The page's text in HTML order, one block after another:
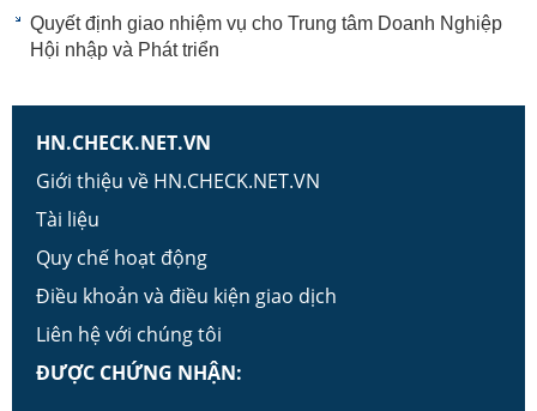
Quyết định giao nhiệm vụ cho Trung tâm Doanh Nghiệp
Hội nhập và Phát triển
HN.CHECK.NET.VN
Giới thiệu về HN.CHECK.NET.VN
Tài liệu
Quy chế hoạt động
Điều khoản và điều kiện giao dịch
Liên hệ với chúng tôi
ĐƯỢC CHỨNG NHẬN: